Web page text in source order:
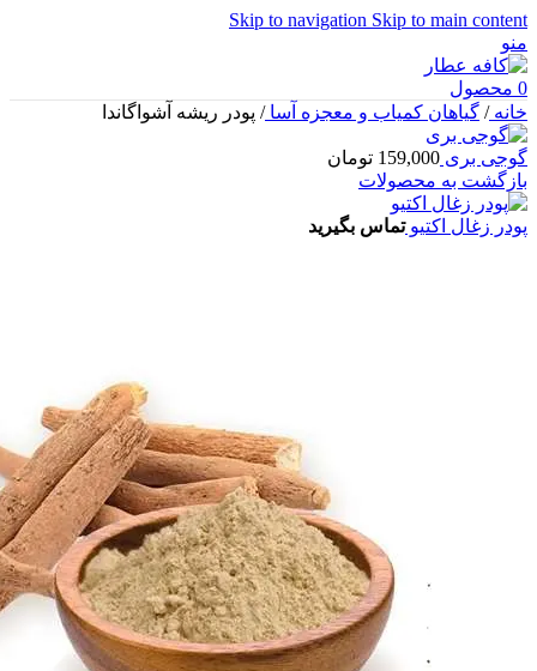
Skip to navigation Skip to main content
منو
0 محصول
خانه/ گیاهان کمیاب و معجزه آسا/ پودر ریشه آشواگاندا
گوجی بری 159,000 تومان
بازگشت به محصولات
پودر زغال اکتیوتماس بگیرید